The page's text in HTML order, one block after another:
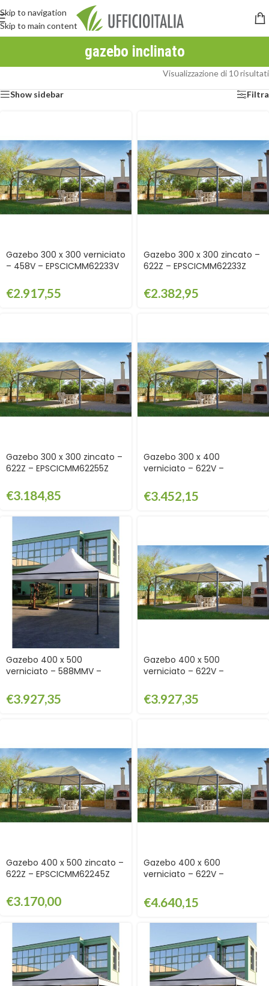
Skip to navigation
Skip to main content
gazebo inclinato
Visualizzazione di 10 risultati
Show sidebar Filtra
Gazebo 300 x 300 verniciato
– 458V – EPSCICMM62233V
€2.917,55
Gazebo 300 x 300 zincato –
622Z – EPSCICMM62233Z
€2.382,95
Gazebo 300 x 300 zincato –
622Z – EPSCICMM62255Z
€3.184,85
Gazebo 300 x 400
verniciato – 622V –
€3.452,15
Gazebo 400 x 500
verniciato – 588MMV –
€3.927,35
Gazebo 400 x 500
verniciato – 622V –
€3.927,35
Gazebo 400 x 500 zincato –
622Z – EPSCICMM62245Z
€3.170,00
Gazebo 400 x 600
verniciato – 622V –
€4.640,15